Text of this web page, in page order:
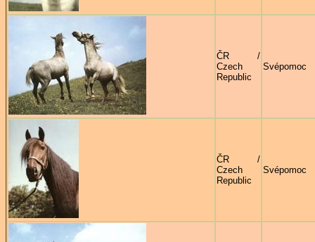
ČR /
Czech
Republic
Svépomoc
ČR /
Czech
Republic
Svépomoc